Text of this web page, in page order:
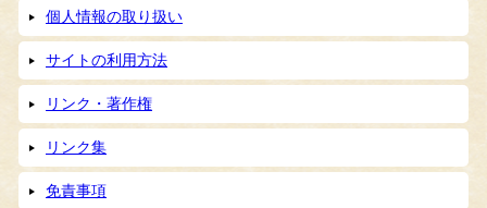
個人情報の取り扱い
サイトの利用方法
リンク・著作権
リンク集
免責事項